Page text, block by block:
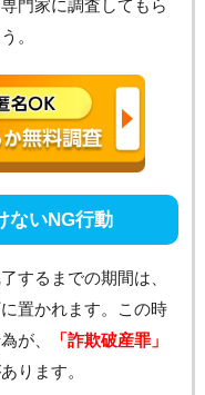
門家に調査してもら
。
ないNG行動
するまでの期間は、
置かれます。この時
が、
「詐欺破産罪」
ります。